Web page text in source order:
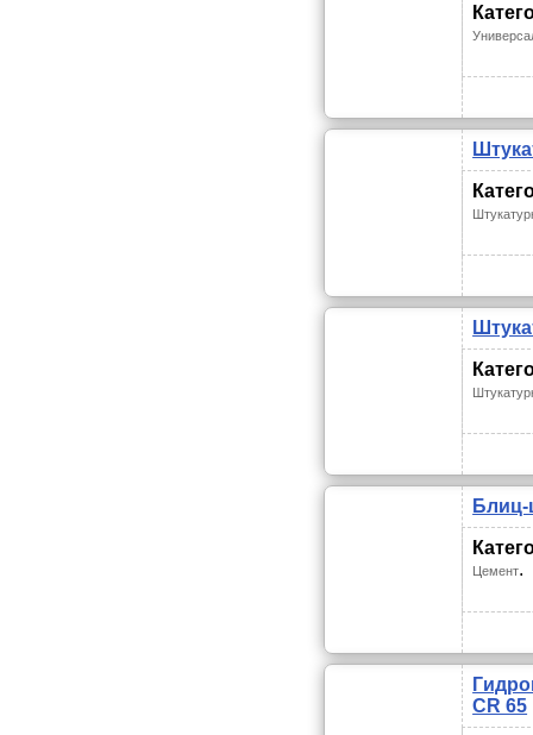
Блиц-
Цемент.
CR 65